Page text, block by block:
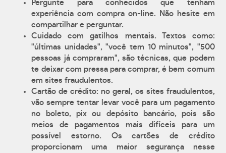
Pergunte para conhecidos que tenham
experiência com compra on-line. Não hesite em
compartilhar e perguntar.
Cuidado com gatilhos mentais. Textos como:
"últimas unidades", "você tem 10 minutos", "500
pessoas já compraram", são técnicas, que podem
te deixar com pressa para comprar, é bem comum
em sites fraudulentos.
Cartão de crédito: no geral, os sites fraudulentos,
vão sempre tentar levar você para um pagamento
no boleto, pix ou depósito bancário, pois são
meios de pagamentos mais difíceis para um
possível estorno. Os cartões de crédito
proporcionam uma maior segurança nesse